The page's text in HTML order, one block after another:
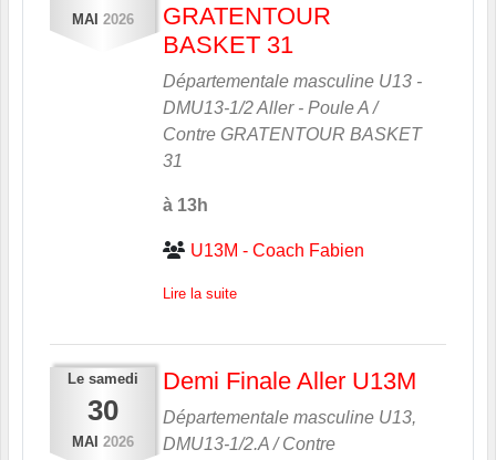
MAI 2026
GRATENTOUR
BASKET 31
Départementale masculine U13 -
DMU13-1/2 Aller - Poule A /
Contre GRATENTOUR BASKET
31
à 13h
U13M - Coach Fabien
Lire la suite
Le samedi
30
MAI 2026
Demi Finale Aller U13M
Départementale masculine U13,
DMU13-1/2.A / Contre